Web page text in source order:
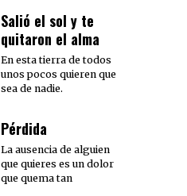
Salió el sol y te
quitaron el alma
En esta tierra de todos
unos pocos quieren que
sea de nadie.
Pérdida
La ausencia de alguien
que quieres es un dolor
que quema tan